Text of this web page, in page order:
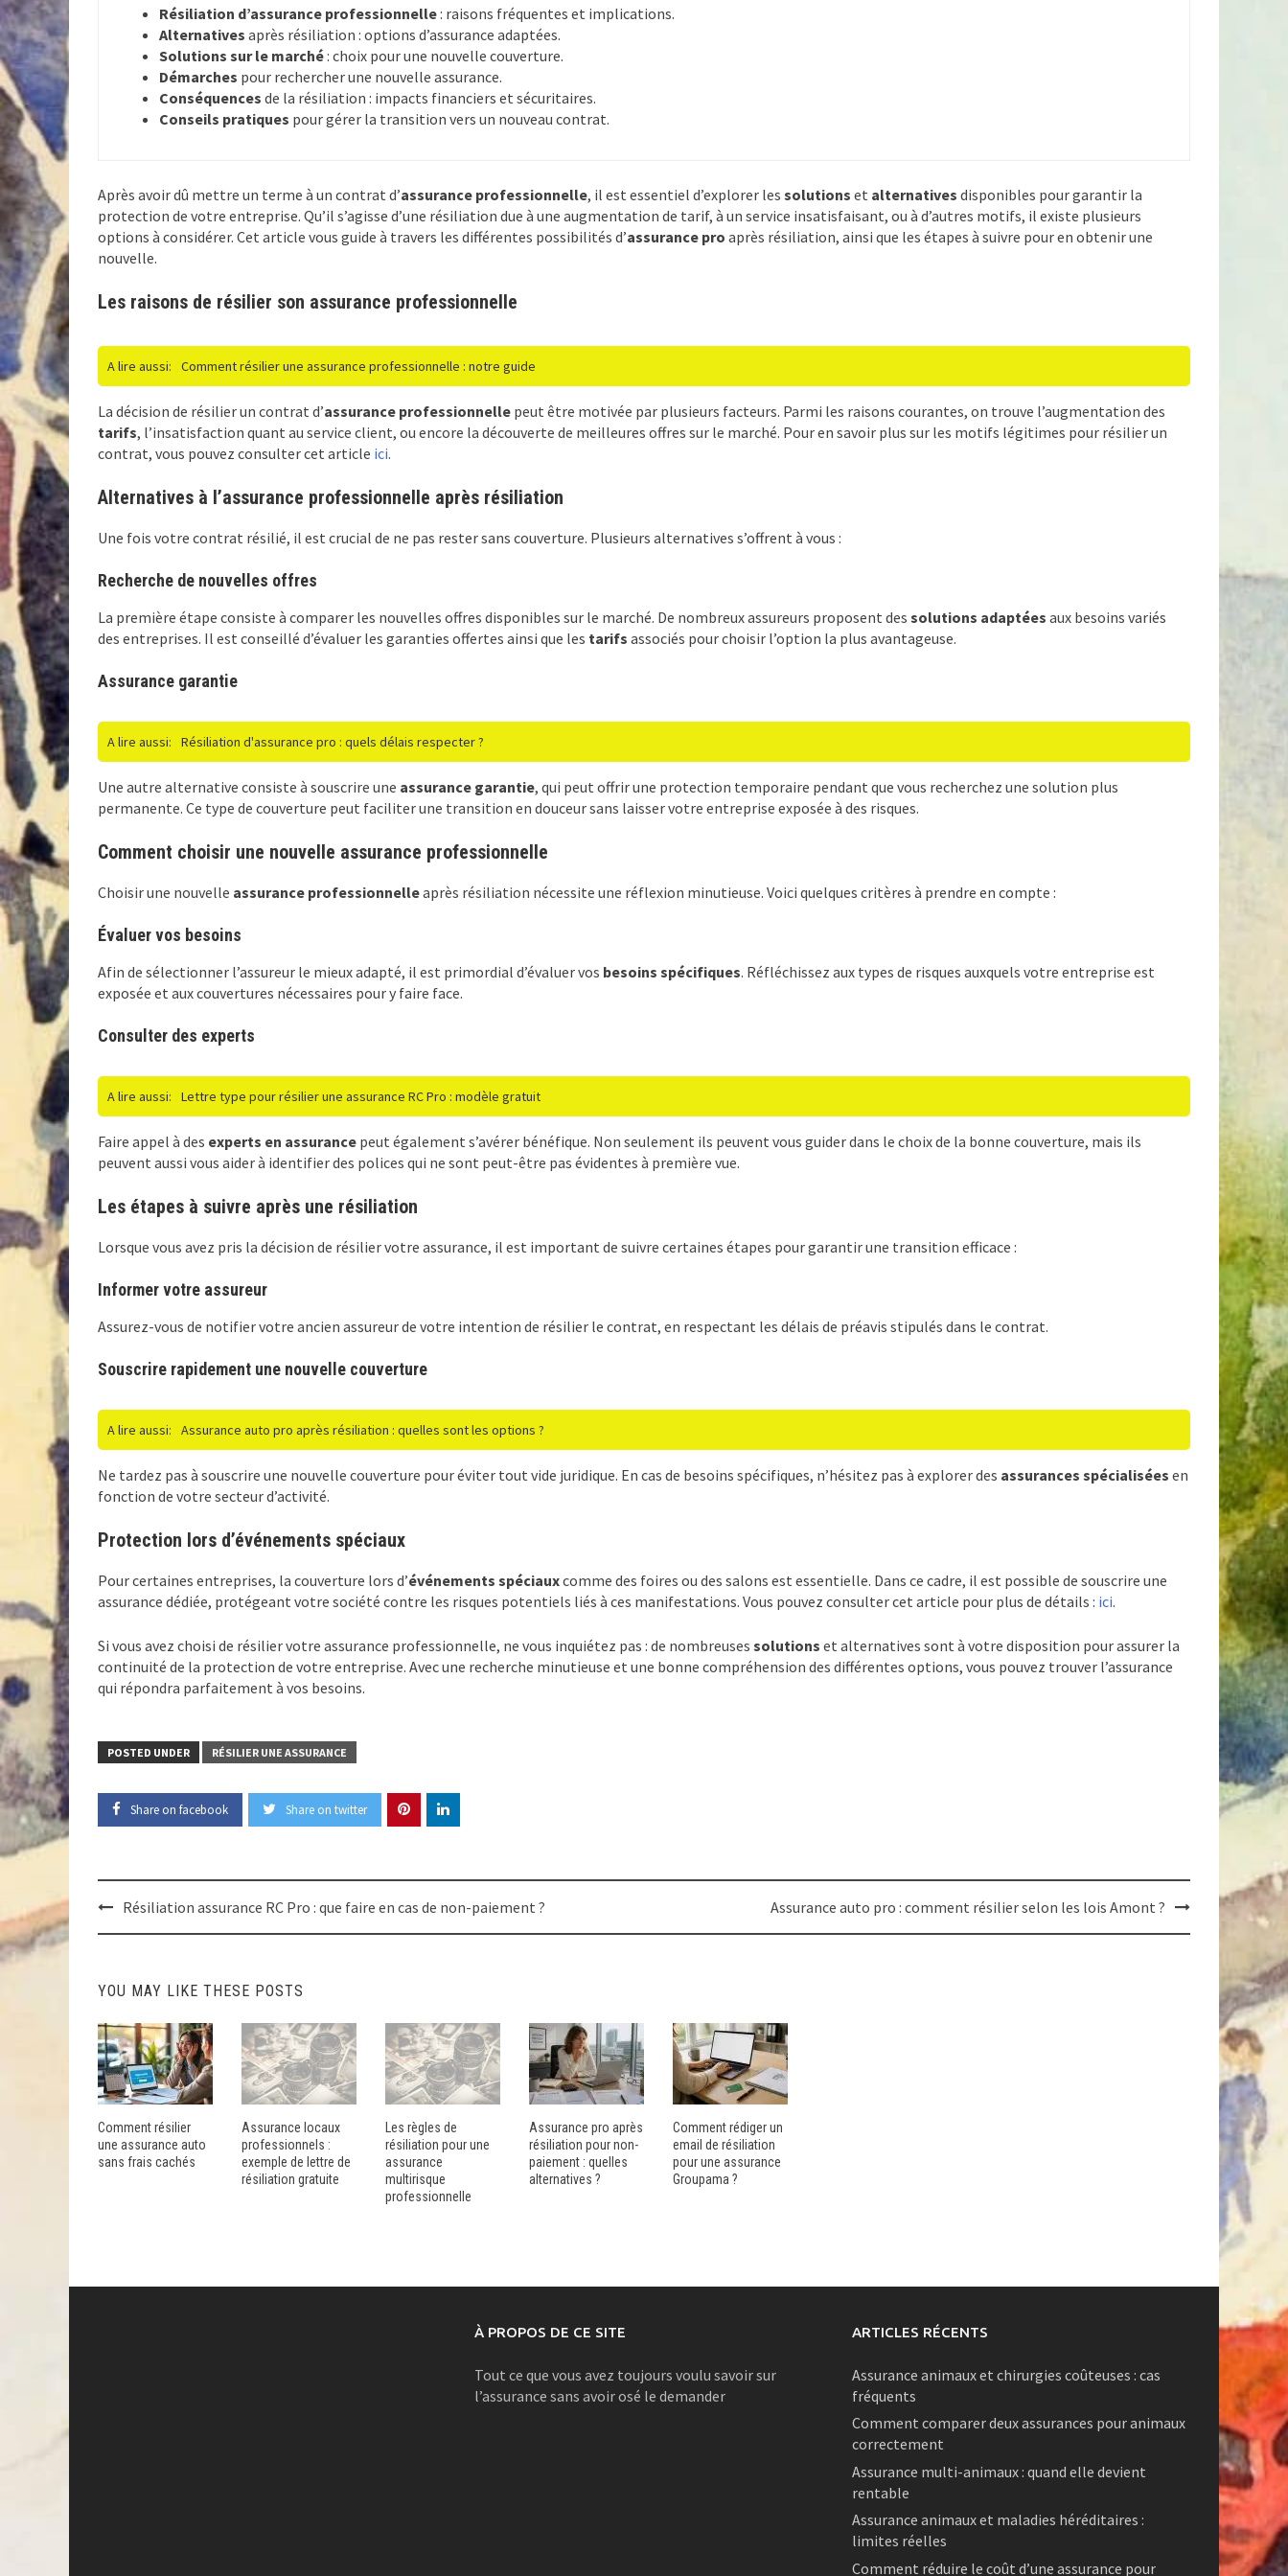
Résiliation d’assurance professionnelle: raisons fréquentes et implications.
Alternatives après résiliation : options d’assurance adaptées.
Solutions sur le marché: choix pour une nouvelle couverture.
Démarches pour rechercher une nouvelle assurance.
Conséquences de la résiliation : impacts financiers et sécuritaires.
Conseils pratiques pour gérer la transition vers un nouveau contrat.
Après avoir dû mettre un terme à un contrat d’assurance professionnelle, il est essentiel d’explorer les solutions et alternatives disponibles pour garantir la
protection de votre entreprise. Qu’il s’agisse d’une résiliation due à une augmentation de tarif, à un service insatisfaisant, ou à d’autres motifs, il existe plusieurs
options à considérer. Cet article vous guide à travers les différentes possibilités d’assurance pro après résiliation, ainsi que les étapes à suivre pour en obtenir une
nouvelle.
Les raisons de résilier son assurance professionnelle
A lire aussi: Comment résilier une assurance professionnelle : notre guide
La décision de résilier un contrat d’assurance professionnelle peut être motivée par plusieurs facteurs. Parmi les raisons courantes, on trouve l’augmentation des
tarifs, l’insatisfaction quant au service client, ou encore la découverte de meilleures offres sur le marché. Pour en savoir plus sur les motifs légitimes pour résilier un
contrat, vous pouvez consulter cet article ici.
Alternatives à l’assurance professionnelle après résiliation
Une fois votre contrat résilié, il est crucial de ne pas rester sans couverture. Plusieurs alternatives s’offrent à vous :
Recherche de nouvelles offres
La première étape consiste à comparer les nouvelles offres disponibles sur le marché. De nombreux assureurs proposent des solutions adaptées aux besoins variés
des entreprises. Il est conseillé d’évaluer les garanties offertes ainsi que les tarifs associés pour choisir l’option la plus avantageuse.
Assurance garantie
A lire aussi: Résiliation d'assurance pro : quels délais respecter ?
Une autre alternative consiste à souscrire une assurance garantie, qui peut offrir une protection temporaire pendant que vous recherchez une solution plus
permanente. Ce type de couverture peut faciliter une transition en douceur sans laisser votre entreprise exposée à des risques.
Comment choisir une nouvelle assurance professionnelle
Choisir une nouvelle assurance professionnelleaprès résiliation nécessite une réflexion minutieuse. Voici quelques critères à prendre en compte :
Évaluer vos besoins
Afin de sélectionner l’assureur le mieux adapté, il est primordial d’évaluer vos besoins spécifiques. Réfléchissez aux types de risques auxquels votre entreprise est
exposée et aux couvertures nécessaires pour y faire face.
Consulter des experts
A lire aussi: Lettre type pour résilier une assurance RC Pro : modèle gratuit
Faire appel à des experts en assurance peut également s’avérer bénéfique. Non seulement ils peuvent vous guider dans le choix de la bonne couverture, mais ils
peuvent aussi vous aider à identifier des polices qui ne sont peut-être pas évidentes à première vue.
Les étapes à suivre après une résiliation
Lorsque vous avez pris la décision de résilier votre assurance, il est important de suivre certaines étapes pour garantir une transition efficace :
Informer votre assureur
Assurez-vous de notifier votre ancien assureur de votre intention de résilier le contrat, en respectant les délais de préavis stipulés dans le contrat.
Souscrire rapidement une nouvelle couverture
A lire aussi: Assurance auto pro après résiliation : quelles sont les options ?
Ne tardez pas à souscrire une nouvelle couverture pour éviter tout vide juridique. En cas de besoins spécifiques, n’hésitez pas à explorer des assurances spécialisées en
fonction de votre secteur d’activité.
Protection lors d’événements spéciaux
Pour certaines entreprises, la couverture lors d’événements spéciauxcomme des foires ou des salons est essentielle. Dans ce cadre, il est possible de souscrire une
assurance dédiée, protégeant votre société contre les risques potentiels liés à ces manifestations. Vous pouvez consulter cet article pour plus de détails : ici.
Si vous avez choisi de résilier votre assurance professionnelle, ne vous inquiétez pas : de nombreuses solutions et alternatives sont à votre disposition pour assurer la
continuité de la protection de votre entreprise. Avec une recherche minutieuse et une bonne compréhension des différentes options, vous pouvez trouver l’assurance
qui répondra parfaitement à vos besoins.
POSTED UNDER RÉSILIER UNE ASSURANCE
Share on facebook Share on twitter
Post
navigation
Résiliation assurance RC Pro : que faire en cas de non-paiement ? Assurance auto pro : comment résilier selon les lois Amont ?
YOU MAY LIKE THESE POSTS
Comment résilier
une assurance auto
sans frais cachés
Assurance locaux
professionnels :
exemple de lettre de
résiliation gratuite
Les règles de
résiliation pour une
assurance
multirisque
professionnelle
Assurance pro après
résiliation pour non-
paiement : quelles
alternatives ?
Comment rédiger un
email de résiliation
pour une assurance
Groupama ?
À PROPOS DE CE SITE
Tout ce que vous avez toujours voulu savoir sur
l’assurance sans avoir osé le demander
ARTICLES RÉCENTS
Assurance animaux et chirurgies coûteuses : cas
fréquents
Comment comparer deux assurances pour animaux
correctement
Assurance multi-animaux : quand elle devient
rentable
Assurance animaux et maladies héréditaires :
limites réelles
Comment réduire le coût d’une assurance pour